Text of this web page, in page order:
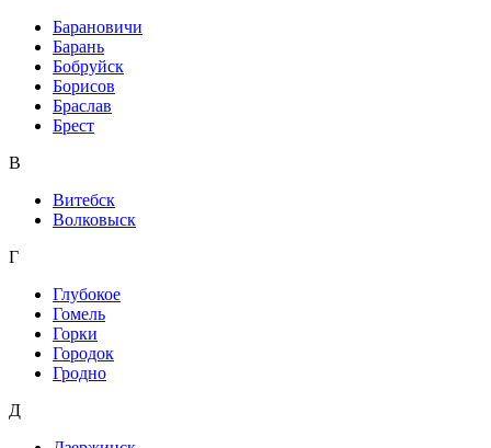
Барановичи
Барань
Бобруйск
Борисов
Браслав
Брест
В
Витебск
Волковыск
Г
Глубокое
Гомель
Горки
Городок
Гродно
Д